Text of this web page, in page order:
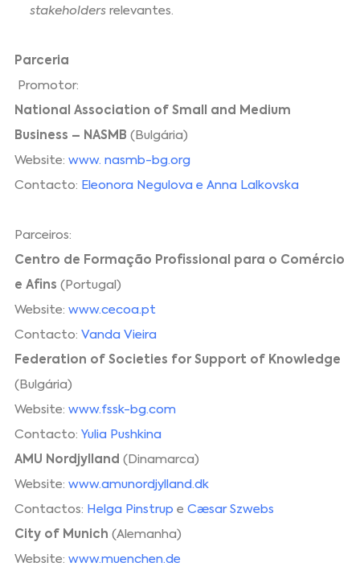
stakeholdersrelevantes.
Parceria
Promotor:
National Association of Small and Medium
Business – NASMB (Bulgária)
Website:www. nasmb-bg.org
Contacto: Eleonora Negulova e Anna Lalkovska
Parceiros:
Centro de Formação Profissional para o Comércio
e Afins (Portugal)
Website:www.cecoa.pt
Contacto:Vanda Vieira
Federation of Societies for Support of Knowledge
(Bulgária)
Website:www.fssk-bg.com
Contacto:Yulia Pushkina
AMU Nordjylland (Dinamarca)
Website:www.amunordjylland.dk
Contactos: Helga Pinstrup eCæsar Szwebs
City of Munich (Alemanha)
Website:www.muenchen.de